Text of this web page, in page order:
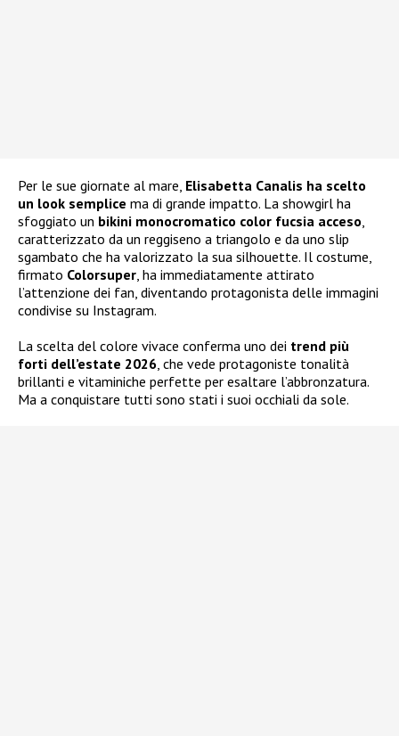
Per le sue giornate al mare, Elisabetta Canalis ha scelto
un look semplice ma di grande impatto. La showgirl ha
sfoggiato un bikini monocromatico color fucsia acceso,
caratterizzato da un reggiseno a triangolo e da uno slip
sgambato che ha valorizzato la sua silhouette. Il costume,
firmato Colorsuper, ha immediatamente attirato
l’attenzione dei fan, diventando protagonista delle immagini
condivise su Instagram.
La scelta del colore vivace conferma uno dei trend più
forti dell’estate 2026, che vede protagoniste tonalità
brillanti e vitaminiche perfette per esaltare l’abbronzatura.
Ma a conquistare tutti sono stati i suoi occhiali da sole.